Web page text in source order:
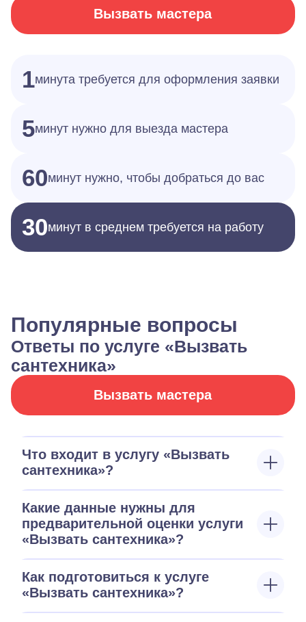
Вызвать мастера
1минута требуется для оформления заявки
5минут нужно для выезда мастера
60минут нужно, чтобы добраться до вас
30минут в среднем требуется на работу
Популярные вопросы
Ответы по услуге «Вызвать
сантехника»
Вызвать мастера
Что входит в услугу «Вызвать
сантехника»?
Какие данные нужны для
предварительной оценки услуги
«Вызвать сантехника»?
Как подготовиться к услуге
«Вызвать сантехника»?